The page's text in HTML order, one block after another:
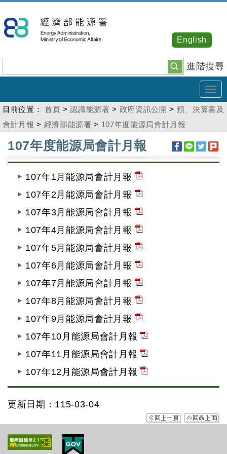
到
主
內
容
進階搜尋
English
目前位置： 首頁 >認識能源署 > 政府資訊公開 > 預、決算書及
會計月報 > 經濟部能源署 > 107年度能源局會計月報
107年度能源局會計月報
107年1月能源局會計月報
107年2月能源局會計月報
107年3月能源局會計月報
107年4月能源局會計月報
107年5月能源局會計月報
107年6月能源局會計月報
107年7月能源局會計月報
107年8月能源局會計月報
107年9月能源局會計月報
107年10月能源局會計月報
107年11月能源局會計月報
107年12月能源局會計月報
更新日期：115-03-04